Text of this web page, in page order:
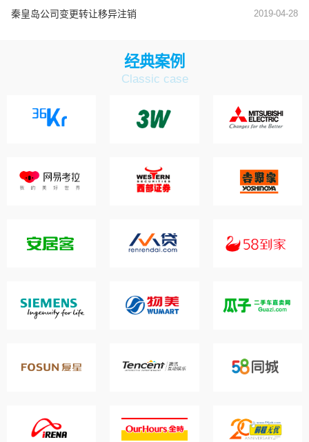
秦皇岛公司变更转让移异注销 2019-04-28
经典案例
Classic case